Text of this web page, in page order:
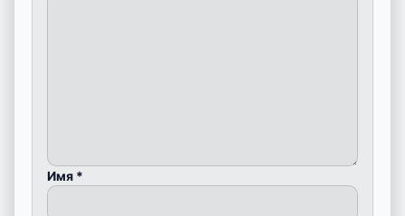
Имя *